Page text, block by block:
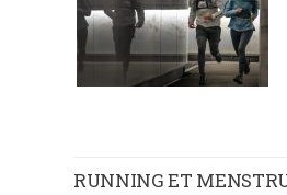
RUNNING ET